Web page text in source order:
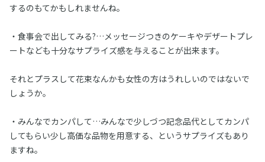
するのもてかもしれませんね。
・食事会で出してみる?…メッセージつきのケーキやデザートプレ
ートなども十分なサプライズ感を与えることが出来ます。
それとプラスして花束なんかも女性の方はうれしいのではないで
しょうか。
・みんなでカンパして…みんなで少しづつ記念品代としてカンパ
してもらい少し高価な品物を用意する、というサプライズもあり
ますね。